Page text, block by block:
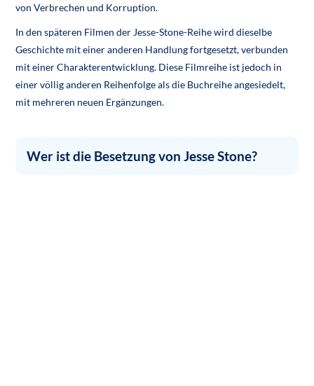
von Verbrechen und Korruption.
In den späteren Filmen der Jesse-Stone-Reihe wird dieselbe
Geschichte mit einer anderen Handlung fortgesetzt, verbunden
mit einer Charakterentwicklung. Diese Filmreihe ist jedoch in
einer völlig anderen Reihenfolge als die Buchreihe angesiedelt,
mit mehreren neuen Ergänzungen.
Wer ist die Besetzung von Jesse Stone?